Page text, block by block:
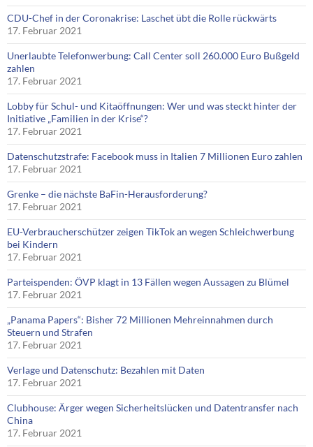
CDU-Chef in der Coronakrise: Laschet übt die Rolle rückwärts
17. Februar 2021
Unerlaubte Telefonwerbung: Call Center soll 260.000 Euro Bußgeld
zahlen
17. Februar 2021
Lobby für Schul- und Kitaöffnungen: Wer und was steckt hinter der
Initiative „Familien in der Krise“?
17. Februar 2021
Datenschutzstrafe: Facebook muss in Italien 7 Millionen Euro zahlen
17. Februar 2021
Grenke – die nächste BaFin-Herausforderung?
17. Februar 2021
EU-Verbraucherschützer zeigen TikTok an wegen Schleichwerbung
bei Kindern
17. Februar 2021
Parteispenden: ÖVP klagt in 13 Fällen wegen Aussagen zu Blümel
17. Februar 2021
„Panama Papers“: Bisher 72 Millionen Mehreinnahmen durch
Steuern und Strafen
17. Februar 2021
Verlage und Datenschutz: Bezahlen mit Daten
17. Februar 2021
Clubhouse: Ärger wegen Sicherheitslücken und Datentransfer nach
China
17. Februar 2021